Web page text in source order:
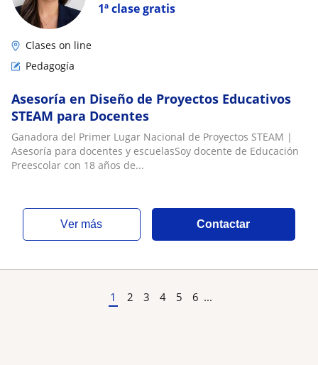
1ª clase gratis
Clases on line
Pedagogía
Asesoría en Diseño de Proyectos Educativos
STEAM para Docentes
Ganadora del Primer Lugar Nacional de Proyectos STEAM |
Asesoría para docentes y escuelasSoy docente de Educación
Preescolar con 18 años de...
ver más Contactar
1 2 3 4 5 6 ...